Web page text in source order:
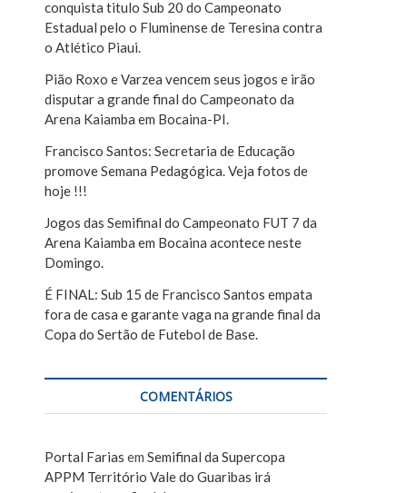
conquista titulo Sub 20 do Campeonato
Estadual pelo o Fluminense de Teresina contra
o Atlético Piaui.
Pião Roxo e Varzea vencem seus jogos e irão
disputar a grande final do Campeonato da
Arena Kaiamba em Bocaina-PI.
Francisco Santos: Secretaria de Educação
promove Semana Pedagógica. Veja fotos de
hoje !!!
Jogos das Semifinal do Campeonato FUT 7 da
Arena Kaiamba em Bocaina acontece neste
Domingo.
É FINAL: Sub 15 de Francisco Santos empata
fora de casa e garante vaga na grande final da
Copa do Sertão de Futebol de Base.
COMENTÁRIOS
Portal Farias em Semifinal da Supercopa
APPM Território Vale do Guaribas irá